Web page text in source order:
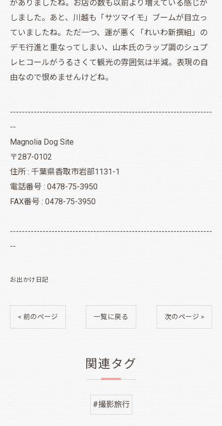
がありましたね。お店の数も以前より増えている感じが
しました。あと、川越も「サツマイモ」ブームが目立っ
ていましたね。ただ一つ、運が悪く「れいわ新撰組」の
デモ行進と重なってしまい、山本氏のラップ調のシュプ
レヒコールがうるさくて観光の雰囲気は半減。表現の自
由なので恨めませんけどね。
--------------------------------------------------------------------
--
Magnolia Dog Site
〒287-0102
住所 : 千葉県香取市岩部1131-1
電話番号 : 0478-75-3950
FAX番号 : 0478-75-3950
--------------------------------------------------------------------
--
お出かけ日記
< 前のページ 一覧に戻る 次のページ >
関連タグ
#撮影旅行